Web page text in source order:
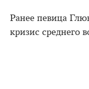
Ранее певица
кризис среднего